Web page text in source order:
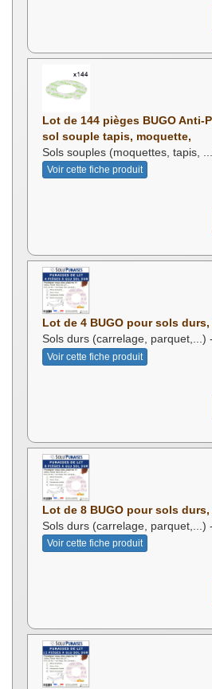
Lot de 144 pièges BUGO Anti-
sol souple tapis, moquette,
Sols souples (moquettes, tapis,
Voir cette fiche produit
Lot de 4 BUGO pour sols
Sols durs (carrelage, parquet,...)
Voir cette fiche produit
Lot de 8 BUGO pour sols
Sols durs (carrelage, parquet,...)
Voir cette fiche produit